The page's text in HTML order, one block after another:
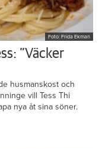
Foto: Frida Ekman
”Väcker
husmanskost och
vill Tess Thi
nya åt sina söner.